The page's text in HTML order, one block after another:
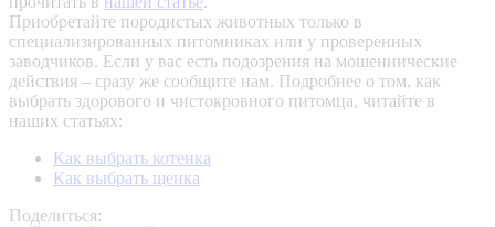
Приобретайте породистых животных только в
специализированных питомниках или у проверенных
заводчиков. Если у вас есть подозрения на мошеннические
действия – сразу же сообщите нам. Подробнее о том, как
выбрать здорового и чистокровного питомца, читайте в
наших статьях:
Как выбрать котенка
Как выбрать щенка
Поделиться: